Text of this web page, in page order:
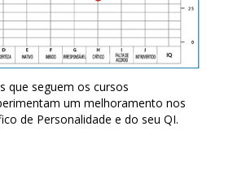
que seguem os cursos
um melhoramento nos
de Personalidade e do seu QI.